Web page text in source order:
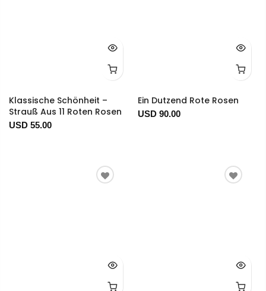
Klassische Schönheit –
Strauß Aus 11 Roten Rosen
USD 55.00
Ein Dutzend Rote Rosen
USD 90.00